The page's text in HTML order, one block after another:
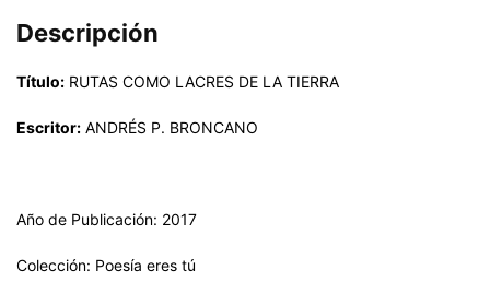
Descripción
Título: RUTAS COMO LACRES DE LA TIERRA
Escritor: ANDRÉS P. BRONCANO
Año de Publicación: 2017
Colección: Poesía eres tú